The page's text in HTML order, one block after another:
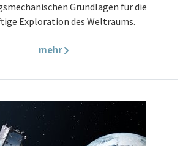
Grundlagen für die
Exploration des Weltraums.
mehr